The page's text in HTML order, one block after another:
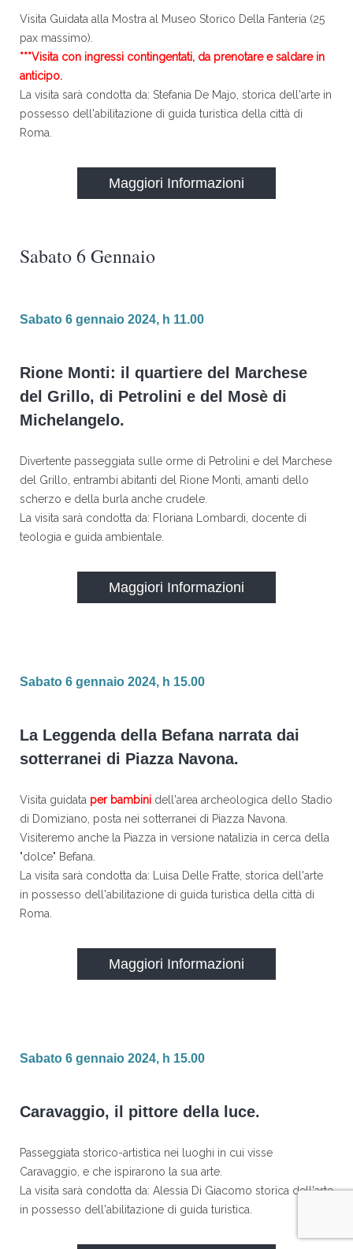
Visita Guidata alla Mostra al Museo Storico Della Fanteria (25
pax massimo).
***Visita con ingressi contingentati, da prenotare e saldare in
anticipo.
La visita sarà condotta da: Stefania De Majo, storica dell'arte in
possesso dell'abilitazione di guida turistica della città di
Roma.
Maggiori Informazioni
Sabato 6 Gennaio
Sabato 6 gennaio 2024, h 11.00
Rione Monti: il quartiere del Marchese
del Grillo, di Petrolini e del Mosè di
Michelangelo.
Divertente passeggiata sulle orme di Petrolini e del Marchese
del Grillo, entrambi abitanti del Rione Monti, amanti dello
scherzo e della burla anche crudele.
La visita sarà condotta da: Floriana Lombardi, docente di
teologia e guida ambientale.
Maggiori Informazioni
Sabato 6 gennaio 2024, h 15.00
La Leggenda della Befana narrata dai
sotterranei di Piazza Navona.
Visita guidata per bambini dell'area archeologica dello Stadio
di Domiziano, posta nei sotterranei di Piazza Navona.
Visiteremo anche la Piazza in versione natalizia in cerca della
"dolce" Befana.
La visita sarà condotta da: Luisa Delle Fratte, storica dell'arte
in possesso dell'abilitazione di guida turistica della città di
Roma.
Maggiori Informazioni
Sabato 6 gennaio 2024, h 15.00
Caravaggio, il pittore della luce.
Passeggiata storico-artistica nei luoghi in cui visse
Caravaggio, e che ispirarono la sua arte.
La visita sarà condotta da: Alessia Di Giacomo storica dell'arte
in possesso dell'abilitazione di guida turistica.